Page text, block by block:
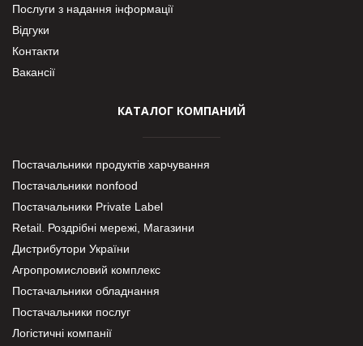
Послуги з надання інформації
Відгуки
Контакти
Вакансії
КАТАЛОГ КОМПАНИЙ
Постачальники продуктів харчування
Постачальники nonfood
Постачальники Private Label
Retail. Роздрібні мережі, Магазини
Дистрибутори України
Агропромисловий комплекс
Постачальники обладнання
Постачальники послуг
Логістичні компанії